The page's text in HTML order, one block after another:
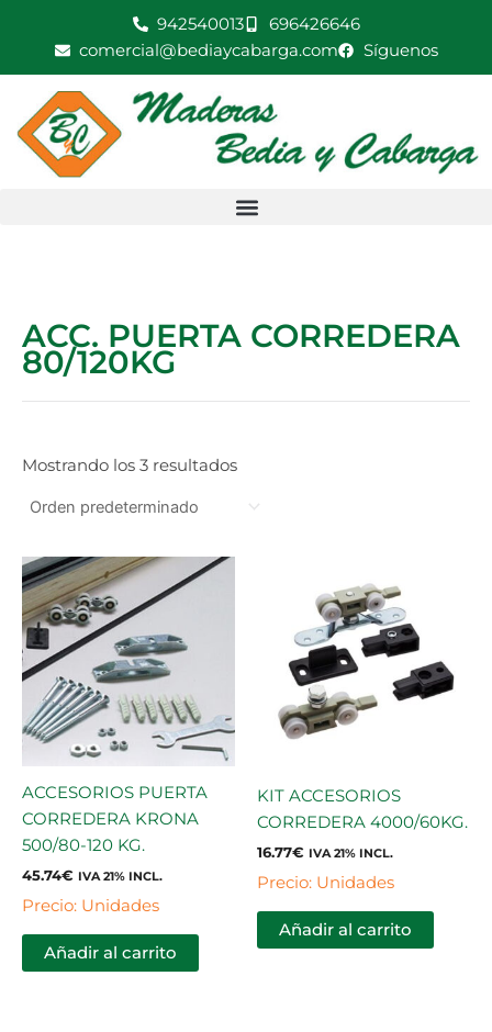
942540013
696426646
comercial@bediaycabarga.com
Síguenos
ACC. PUERTA CORREDERA
80/120KG
Mostrando los 3 resultados
ACCESORIOS PUERTA
CORREDERA KRONA
500/80-120 KG.
45.74€ IVA 21% INCL.
Precio: Unidades
Añadir al carrito
KIT ACCESORIOS
CORREDERA 4000/60KG.
16.77€ IVA 21% INCL.
Precio: Unidades
Añadir al carrito